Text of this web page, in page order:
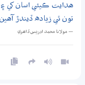
هدايت ڪيئي اسان کي
تون ئي زياده ڏيندڙ
— مولانا محمد ادريس ڏاھري